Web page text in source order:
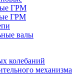
ГРМ
ГРМ
валы
колебаний
механизма